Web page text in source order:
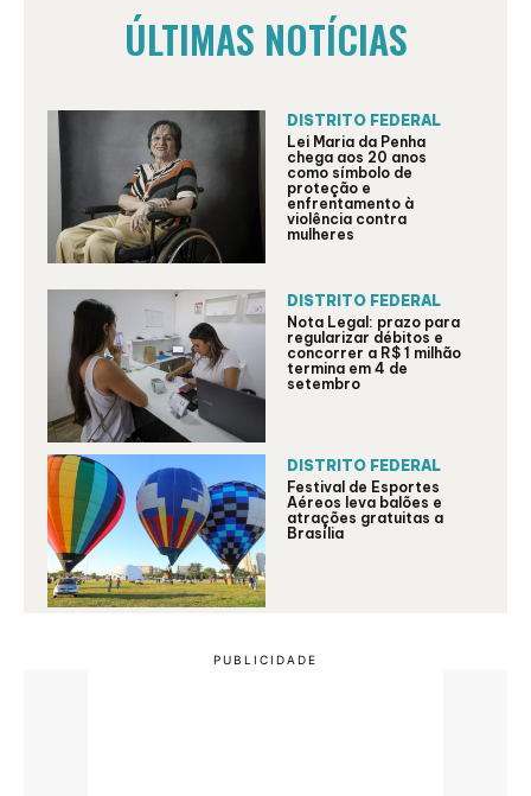
ÚLTIMAS NOTÍCIAS
DISTRITO FEDERAL
Lei Maria da Penha
chega aos 20 anos
como símbolo de
proteção e
enfrentamento à
violência contra
mulheres
DISTRITO FEDERAL
Nota Legal: prazo para
regularizar débitos e
concorrer a R$ 1 milhão
termina em 4 de
setembro
DISTRITO FEDERAL
Festival de Esportes
Aéreos leva balões e
atrações gratuitas a
Brasília